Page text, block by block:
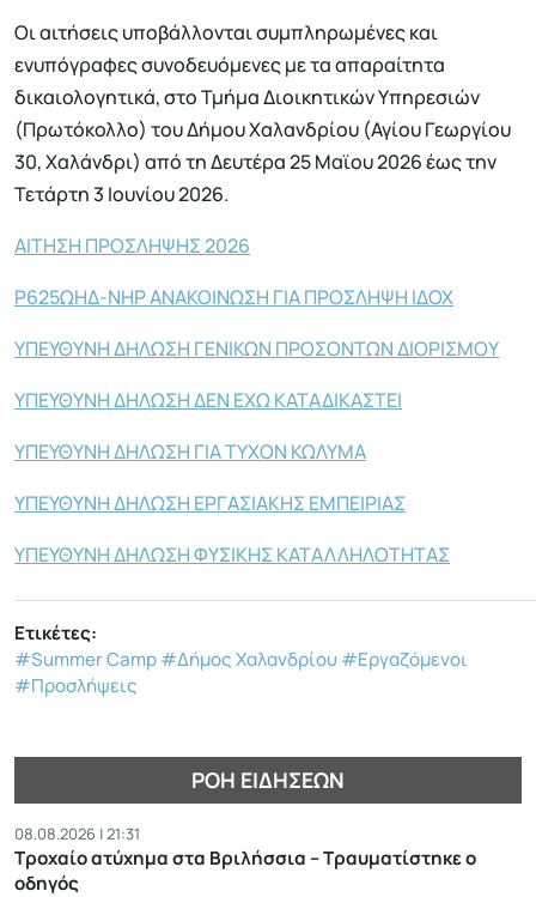
Οι αιτήσεις υποβάλλονται συμπληρωμένες και
ενυπόγραφες συνοδευόμενες με τα απαραίτητα
δικαιολογητικά, στο Τμήμα Διοικητικών Υπηρεσιών
(Πρωτόκολλο) του Δήμου Χαλανδρίου (Αγίου Γεωργίου
30, Χαλάνδρι) από τη Δευτέρα 25 Μαϊου 2026 έως την
Τετάρτη 3 Ιουνίου 2026.
ΑΙΤΗΣΗ ΠΡΟΣΛΗΨΗΣ 2026
Ρ625ΩΗΔ-ΝΗΡ ΑΝΑΚΟΙΝΩΣΗ ΓΙΑ ΠΡΟΣΛΗΨΗ ΙΔΟΧ
ΥΠΕΥΘΥΝΗ ΔΗΛΩΣΗ ΓΕΝΙΚΩΝ ΠΡΟΣΟΝΤΩΝ ΔΙΟΡΙΣΜΟΥ
ΥΠΕΥΘΥΝΗ ΔΗΛΩΣΗ ΔΕΝ ΕΧΩ ΚΑΤΑΔΙΚΑΣΤΕΙ
ΥΠΕΥΘΥΝΗ ΔΗΛΩΣΗ ΓΙΑ ΤΥΧΟΝ ΚΩΛΥΜΑ
ΥΠΕΥΘΥΝΗ ΔΗΛΩΣΗ ΕΡΓΑΣΙΑΚΗΣ ΕΜΠΕΙΡΙΑΣ
ΥΠΕΥΘΥΝΗ ΔΗΛΩΣΗ ΦΥΣΙΚΗΣ ΚΑΤΑΛΛΗΛΟΤΗΤΑΣ
Ετικέτες:
#Summer Camp#Δήμος Χαλανδρίου #Εργαζόμενοι
#Προσλήψεις
ΡΟΉ ΕΙΔΉΣΕΩΝ
08.08.2026 | 21:31
Τροχαίο ατύχημα στα Βριλήσσια – Τραυματίστηκε ο
οδηγός